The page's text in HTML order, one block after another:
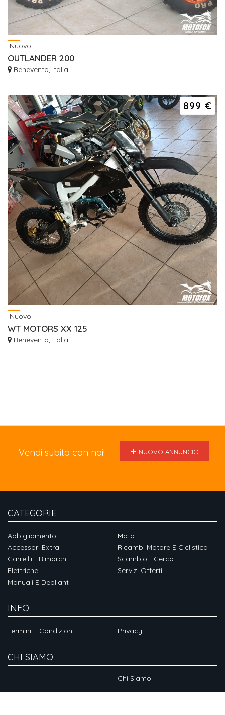
Nuovo
OUTLANDER 200
Benevento, Italia
899 €
Nuovo
WT MOTORS XX 125
Benevento, Italia
Vendi subito con noi! NUOVO ANNUNCIO
CATEGORIE
Abbigliamento
Accessori Extra
Carrellli - Rimorchi
Elettriche
Manuali E Depliant
Moto
Ricambi Motore E Ciclistica
Scambio - Cerco
Servizi Offerti
INFO
Termini E Condizioni Privacy
CHI SIAMO
Chi Siamo